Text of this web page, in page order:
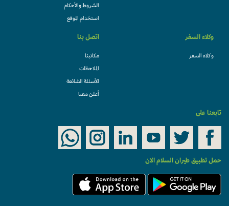
الشروط والأحكام
استخدام الموقع
وكلاء السفر
وكلاء السفر
اتصل بنا
مكاتبنا
الملاحظات
الأسئلة الشائعة
أعلن معنا
تابعنا على
حمل تطبيق طيران السلام الان